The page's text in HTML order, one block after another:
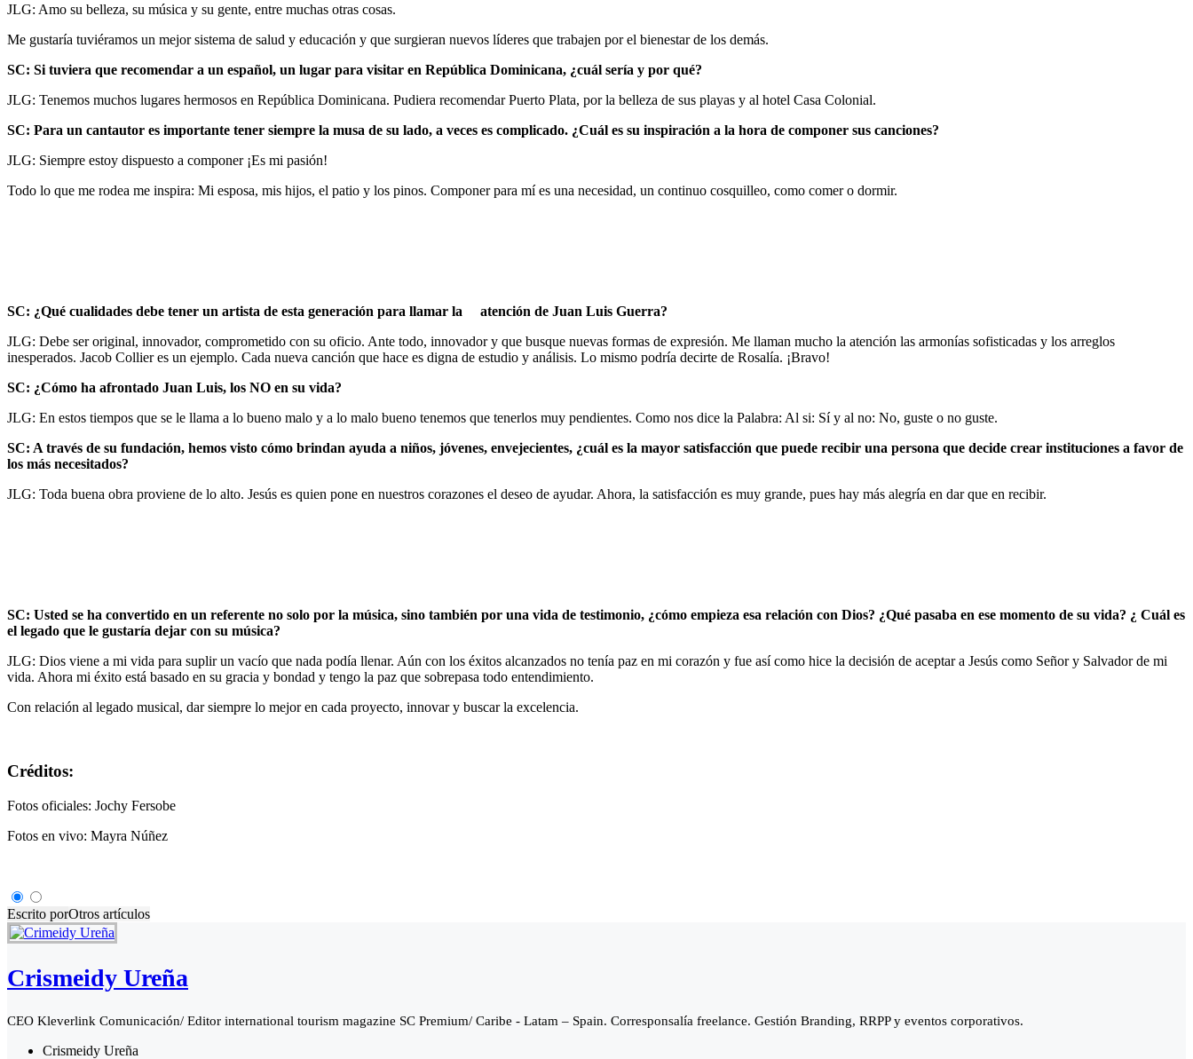
JLG: Amo su belleza, su música y su gente, entre muchas otras cosas.
Me gustaría tuviéramos un mejor sistema de salud y educación y que surgieran nuevos líderes que trabajen por el bienestar de los demás.
SC: Si tuviera que recomendar a un español, un lugar para visitar en República Dominicana, ¿cuál sería y por qué?
JLG: Tenemos muchos lugares hermosos en República Dominicana. Pudiera recomendar Puerto Plata, por la belleza de sus playas y al hotel Casa Colonial.
SC: Para un cantautor es importante tener siempre la musa de su lado, a veces es complicado. ¿Cuál es su inspiración a la hora de componer sus canciones?
JLG: Siempre estoy dispuesto a componer ¡Es mi pasión!
Todo lo que me rodea me inspira: Mi esposa, mis hijos, el patio y los pinos. Componer para mí es una necesidad, un continuo cosquilleo, como comer o dormir.
SC: ¿Qué cualidades debe tener un artista de esta generación para llamar la atención de Juan Luis Guerra?
JLG: Debe ser original, innovador, comprometido con su oficio. Ante todo, innovador y que busque nuevas formas de expresión. Me llaman mucho la atención las armonías sofisticadas y los arreglos
inesperados. Jacob Collier es un ejemplo. Cada nueva canción que hace es digna de estudio y análisis. Lo mismo podría decirte de Rosalía. ¡Bravo!
SC: ¿Cómo ha afrontado Juan Luis, los NO en su vida?
JLG: En estos tiempos que se le llama a lo bueno malo y a lo malo bueno tenemos que tenerlos muy pendientes. Como nos dice la Palabra: Al si: Sí y al no: No, guste o no guste.
SC: A través de su fundación, hemos visto cómo brindan ayuda a niños, jóvenes, envejecientes, ¿cuál es la mayor satisfacción que puede recibir una persona que decide crear instituciones a favor de
los más necesitados?
JLG: Toda buena obra proviene de lo alto. Jesús es quien pone en nuestros corazones el deseo de ayudar. Ahora, la satisfacción es muy grande, pues hay más alegría en dar que en recibir.
SC: Usted se ha convertido en un referente no solo por la música, sino también por una vida de testimonio, ¿cómo empieza esa relación con Dios? ¿Qué pasaba en ese momento de su vida? ¿ Cuál es
el legado que le gustaría dejar con su música?
JLG: Dios viene a mi vida para suplir un vacío que nada podía llenar. Aún con los éxitos alcanzados no tenía paz en mi corazón y fue así como hice la decisión de aceptar a Jesús como Señor y Salvador de mi
vida. Ahora mi éxito está basado en su gracia y bondad y tengo la paz que sobrepasa todo entendimiento.
Con relación al legado musical, dar siempre lo mejor en cada proyecto, innovar y buscar la excelencia.
Créditos:
Fotos oficiales: Jochy Fersobe
Fotos en vivo: Mayra Núñez
Escrito porOtros artículos
Crismeidy Ureña
CEO Kleverlink Comunicación/ Editor international tourism magazine SC Premium/ Caribe - Latam – Spain. Corresponsalía freelance. Gestión Branding, RRPP y eventos corporativos.
Crismeidy Ureña